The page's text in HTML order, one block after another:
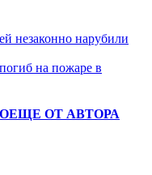
незаконно нарубили
на пожаре в
ЕЩЕ ОТ АВТОРА